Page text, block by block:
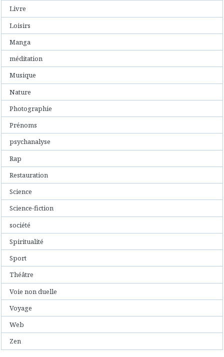
Livre
Loisirs
Manga
méditation
Musique
Nature
Photographie
Prénoms
psychanalyse
Rap
Restauration
Science
Science-fiction
société
Spiritualité
Sport
Théâtre
Voie non duelle
Voyage
Web
Zen